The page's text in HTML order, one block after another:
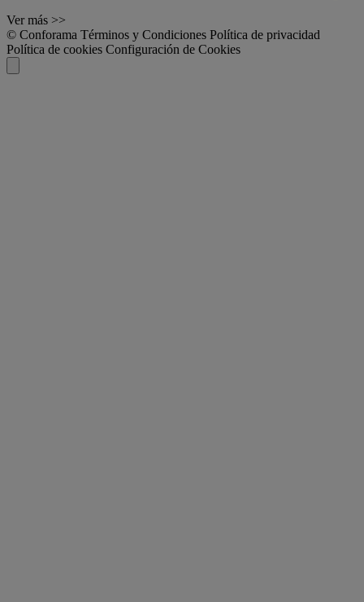
Ver más >>
© Conforama Términos y Condiciones Política de privacidad
Política de cookies Configuración de Cookies